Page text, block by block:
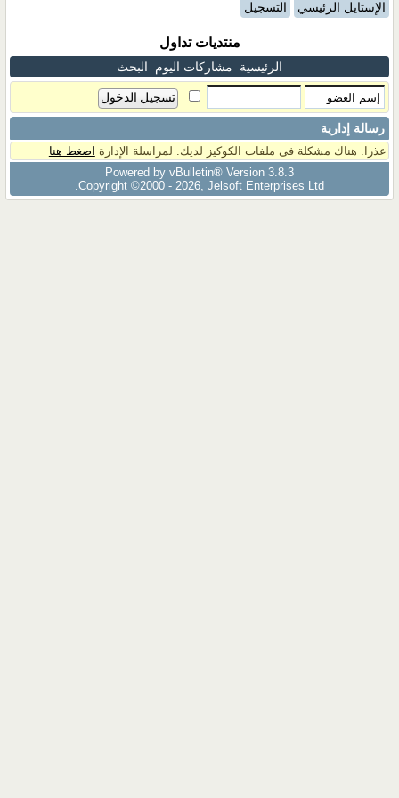
الإستايل الرئيسي التسجيل
منتديات تداول
الرئيسية مشاركات اليوم البحث
رسالة إدارية
عذرا. هناك مشكلة فى ملفات الكوكيز لديك. لمراسلة الإدارة اضغط هنا
Powered by vBulletin® Version 3.8.3
Copyright ©2000 - 2026, Jelsoft Enterprises Ltd.